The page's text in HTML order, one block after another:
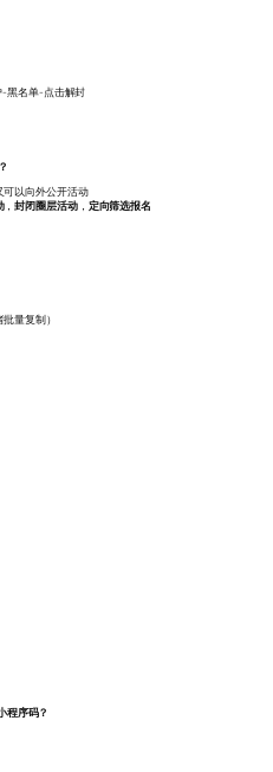
黑名单-点击解封
可以向外公开活动
，封闭圈层活动， 定向筛选报名
量复制）
程序码？